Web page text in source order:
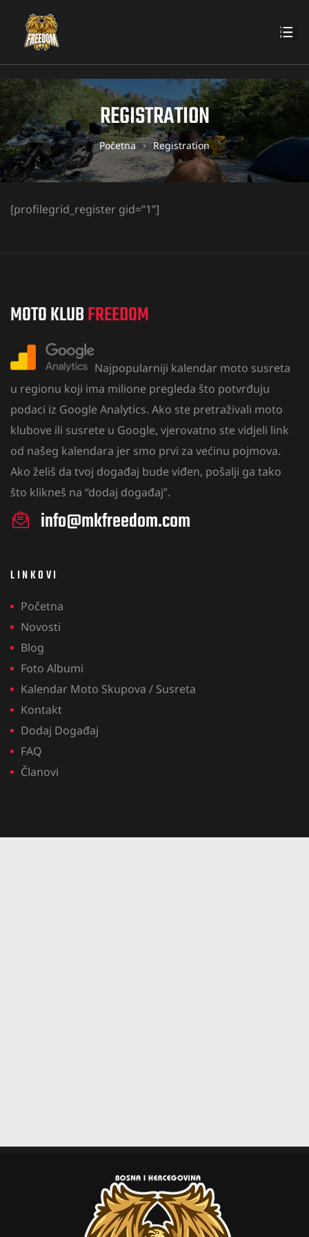
REGISTRATION
Početna Registration
[profilegrid_register gid=”1”]
MOTO KLUBFREEDOM
Najpopularniji kalendar moto susreta
u regionu koji ima milione pregleda što potvrđuju
podaci iz Google Analytics. Ako ste pretraživali moto
klubove ili susrete u Google, vjerovatno ste vidjeli link
od našeg kalendara jer smo prvi za većinu pojmova.
Ako želiš da tvoj događaj bude viđen, pošalji ga tako
što klikneš na “dodaj događaj”.
info@mkfreedom.com
LINKOVI
Početna
Novosti
Blog
Foto Albumi
Kalendar Moto Skupova / Susreta
Kontakt
Dodaj Događaj
FAQ
Članovi